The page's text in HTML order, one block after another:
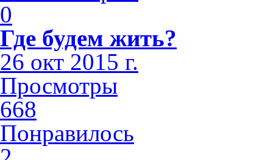
0
Где будем жить?
26 окт 2015 г.
Просмотры
668
Понравилось